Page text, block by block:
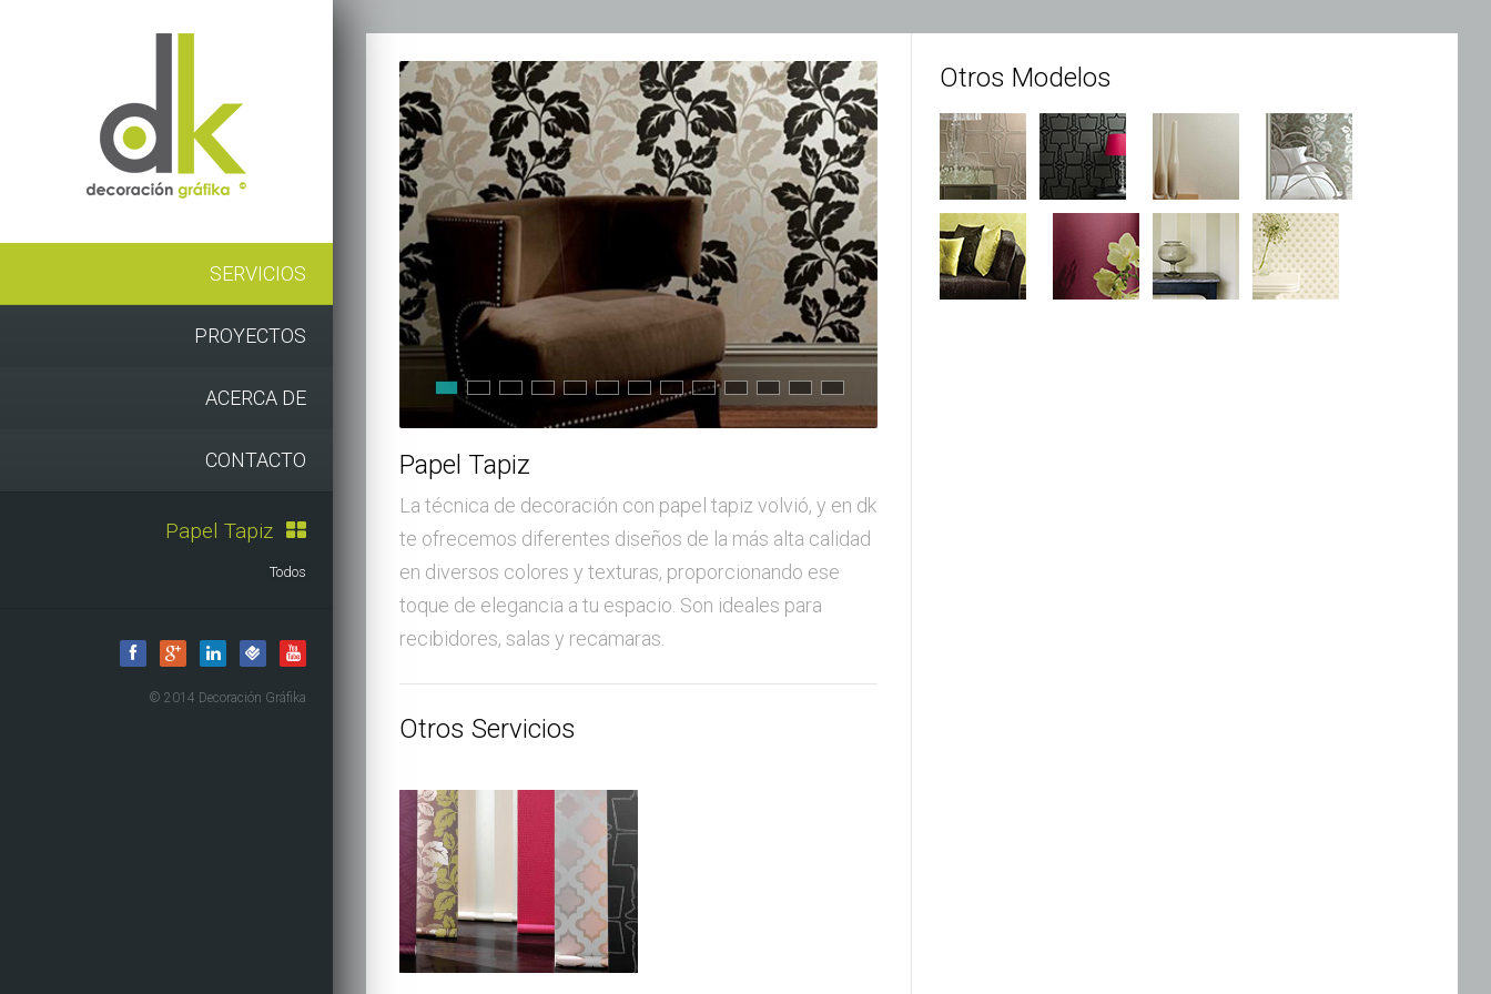
SERVICIOS
PROYECTOS
ACERCA DE
CONTACTO
Papel Tapiz
Todos
© 2014 Decoración Gráfika
Papel Tapiz
La técnica de decoración con papel tapiz volvió, y en dk
te ofrecemos diferentes diseños de la más alta calidad
en diversos colores y texturas, proporcionando ese
toque de elegancia a tu espacio. Son ideales para
recibidores, salas y recamaras.
Otros Servicios
Otros Modelos